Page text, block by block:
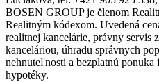
BOSEN GROUP je členom
Realitným kódexom. Uvedená
realitnej kancelárie, právny servis
kanceláriou, úhradu správnych
nehnuteľnosti a bezplatnú
hypotéky.